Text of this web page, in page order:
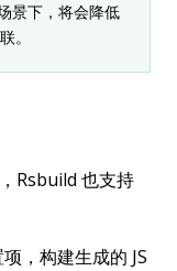
景下，将会降低
。
Rsbuild 也支持
，构建生成的 JS